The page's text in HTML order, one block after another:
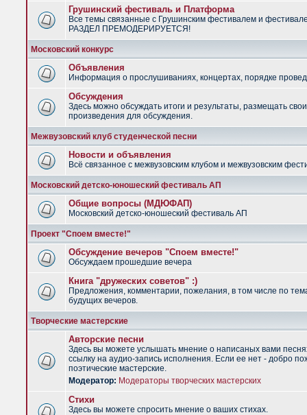
Грушинский фестиваль и Платформа
Все темы связанные с Грушинским фестивалем и
РАЗДЕЛ ПРЕМОДЕРИРУЕТСЯ!
Московский конкурс
Объявления
Информация о прослушиваниях, концертах, порядке
Обсуждения
Здесь можно обсуждать итоги и результаты, размещать
произведения для обсуждения.
Межвузовский клуб студенческой песни
Новости и объявления
Всё связанное с межвузовским клубом и межвузовским
Московский детско-юношеский фестиваль АП
Общие вопросы (МДЮФАП)
Московский детско-юношеский фестиваль АП
Проект "Споем вместе!"
Обсуждение вечеров "Споем вместе!"
Обсуждаем прошедшие вечера
Книга "дружеских советов" :)
Предложения, комментарии, пожелания, в том числе по
будущих вечеров.
Творческие мастерские
Авторские песни
Здесь вы можете услышать мнение о написаных вами
ссылку на аудио-запись исполнения. Если ее нет - добро
поэтические мастерские.
Модератор: Модераторы творческих мастерских
Стихи
Здесь вы можете спросить мнение о ваших стихах.